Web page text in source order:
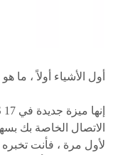
أول الأشياء أولاً ، ما هو Name Drop Apple؟
الاتصال الخاصة بك
لأول مرة ، فأنت